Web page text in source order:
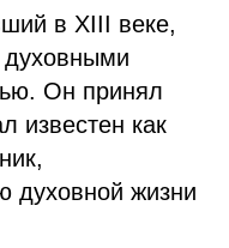
в XIII веке,
Он принял
известен как
духовной жизни